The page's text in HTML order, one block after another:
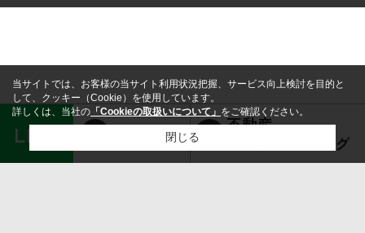
LINE 賃貸経営
不動産
コンサルティング
当サイトでは、お客様の当サイト利用状況把握、サービス向上検討を目的と
して、クッキー（Cookie）を使用しています。
詳しくは、当社の 「Cookieの取扱いについて」 をご確認ください。
閉じる